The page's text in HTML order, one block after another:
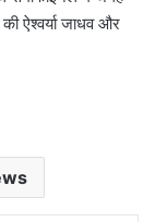
ऐश्वर्या जाधव और